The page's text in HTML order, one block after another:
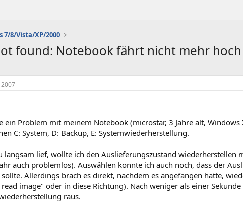
7/8/Vista/XP/2000
found: Notebook fährt nicht mehr hoch
ein Problem mit meinem Notebook (microstar, 3 Jahre alt, Windows
C: System, D: Backup, E: Systemwiederherstellung.
langsam lief, wollte ich den Auslieferungszustand wiederherstellen
auch problemlos). Auswählen konnte ich auch noch, dass der
Allerdings brach es direkt, nachdem es angefangen hatte,
image" oder in diese Richtung). Nach weniger als einer
raus.